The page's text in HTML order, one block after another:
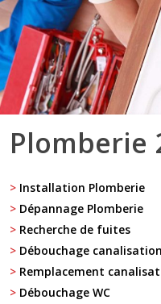
Plomberie
> Installation Plomberie
> Dépannage Plomberie
> Recherche de fuites
> Débouchage canalisation
> Remplacement
> Débouchage WC